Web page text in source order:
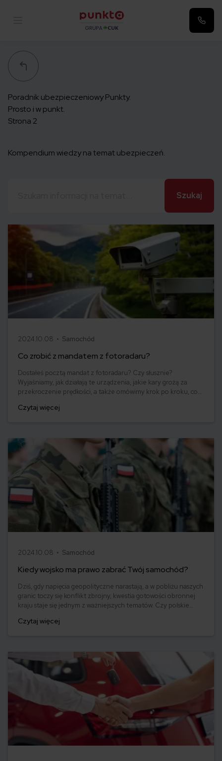
Poradnik ubezpieczeniowy Punkty.
Prosto i w punkt.
Strona 2
Kompendium wiedzy na temat ubezpieczeń.
2024.10.08 • Samochód
Co zrobić z mandatem z fotoradaru?
Dostałeś pocztą mandat z fotoradaru? Czy słusznie?
Wyjaśniamy, jak działają te urządzenia, jakie kary grożą za
przekroczenie prędkości, a także omówimy krok po kroku, co
również odpowiedzieć na najczęściej zadawane pytania
Czytaj więcej
2024.10.08 • Samochód
Kiedy wojsko ma prawo zabrać Twój samochód?
Dziś, gdy napięcia geopolityczne narastają, a w pobliżu naszych
granic toczy się konflikt zbrojny, kwestia gotowości obronnej
kraju staje się jednym z ważniejszych tematów. Czy polskie
właściciel samochodu, w szczególności SUV-a lub auta
Czytaj więcej